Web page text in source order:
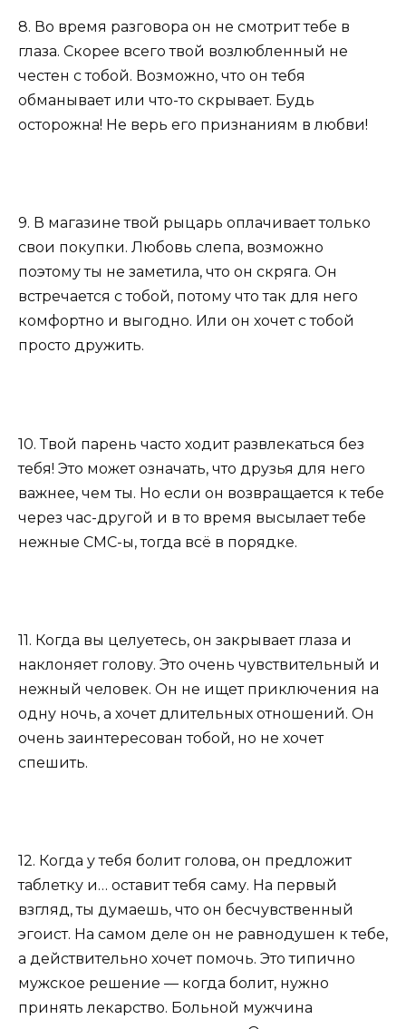
8. Во время разговора он не смотрит тебе в
глаза. Скорее всего твой возлюбленный не
честен с тобой. Возможно, что он тебя
обманывает или что-то скрывает. Будь
осторожна! Не верь его признаниям в любви!
9. В магазине твой рыцарь оплачивает только
свои покупки. Любовь слепа, возможно
поэтому ты не заметила, что он скряга. Он
встречается с тобой, потому что так для него
комфортно и выгодно. Или он хочет с тобой
просто дружить.
10. Твой парень часто ходит развлекаться без
тебя! Это может означать, что друзья для него
важнее, чем ты. Но если он возвращается к тебе
через час-другой и в то время высылает тебе
нежные СМС-ы, тогда всё в порядке.
11. Когда вы целуетесь, он закрывает глаза и
наклоняет голову. Это очень чувствительный и
нежный человек. Он не ищет приключения на
одну ночь, а хочет длительных отношений. Он
очень заинтересован тобой, но не хочет
спешить.
12. Когда у тебя болит голова, он предложит
таблетку и… оставит тебя саму. На первый
взгляд, ты думаешь, что он бесчувственный
эгоист. На самом деле он не равнодушен к тебе,
а действительно хочет помочь. Это типично
мужское решение — когда болит, нужно
принять лекарство. Больной мужчина